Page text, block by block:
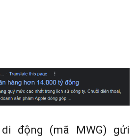
động (mã MWG) gửi